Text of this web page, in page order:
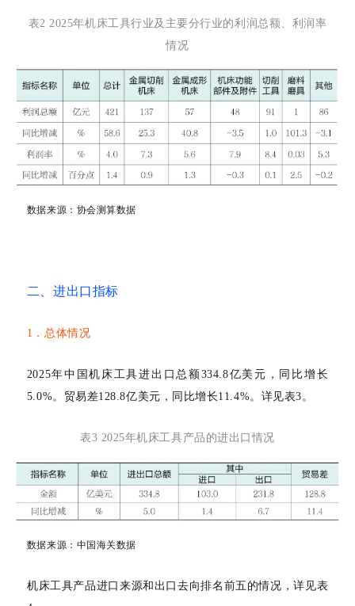
表2 2025年机床工具行业及主要分行业的利润总额、利润率
情况
数据来源： 协会测算数据
二、进出口指标
1．总体情况
2025年中国机床工具进出口总额334.8亿美元，同比增长
5.0%。贸易差128.8亿美元，同比增长11.4%。详见表3。
表3 2025年机床工具产品的进出口情况
数据来源： 中国海关数据
机床工具产品进口来源和出口去向排名前五的情况，详见表